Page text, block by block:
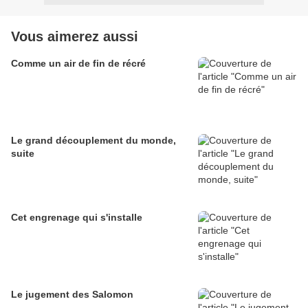
Vous aimerez aussi
Comme un air de fin de récré
Le grand découplement du monde,
suite
Cet engrenage qui s'installe
Le jugement des Salomon